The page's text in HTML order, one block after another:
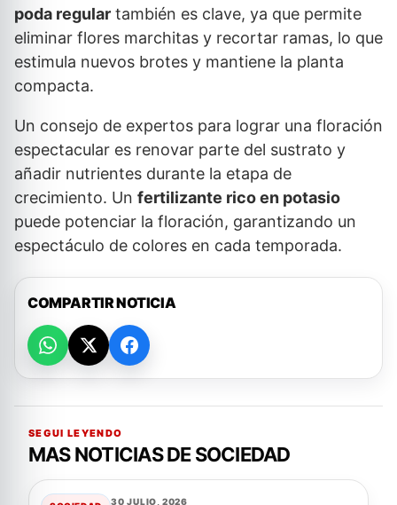
poda regular también es clave, ya que permite
eliminar flores marchitas y recortar ramas, lo que
estimula nuevos brotes y mantiene la planta
compacta.
Un consejo de expertos para lograr una floración
espectacular es renovar parte del sustrato y
añadir nutrientes durante la etapa de
crecimiento. Un fertilizante rico en potasio
puede potenciar la floración, garantizando un
espectáculo de colores en cada temporada.
COMPARTIR NOTICIA
SEGUI LEYENDO
MAS NOTICIAS DE SOCIEDAD
30 JULIO, 2026